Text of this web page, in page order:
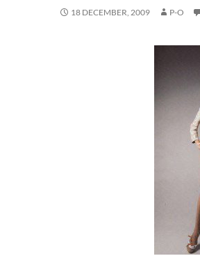
18 DECEMBER, 2009 P-O